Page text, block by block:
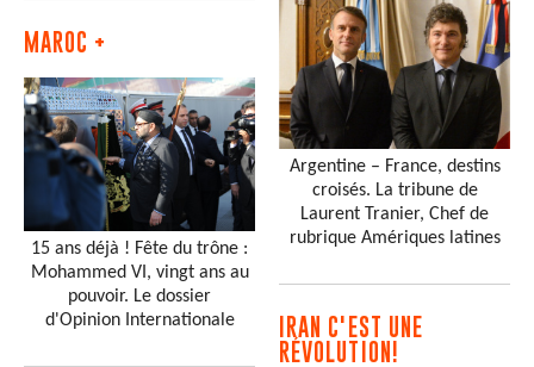
MAROC +
15 ans déjà ! Fête du trône :
Mohammed VI, vingt ans au
pouvoir. Le dossier
d'Opinion Internationale
Argentine – France, destins
croisés. La tribune de
Laurent Tranier, Chef de
rubrique Amériques latines
IRAN C'EST UNE
RÉVOLUTION!